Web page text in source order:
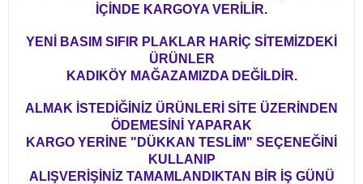
İÇİNDE KARGOYA VERİLİR.
YENİ BASIM SIFIR PLAKLAR HARİÇ SİTEMİZDEKİ
ÜRÜNLER
KADIKÖY MAĞAZAMIZDA DEĞİLDİR.
ALMAK İSTEDİĞİNİZ ÜRÜNLERİ SİTE ÜZERİNDEN
ÖDEMESİNİ YAPARAK
KARGO YERİNE "DÜKKAN TESLİM" SEÇENEĞİNİ
KULLANIP
ALIŞVERİŞİNİZ TAMAMLANDIKTAN BİR İŞ GÜNÜ